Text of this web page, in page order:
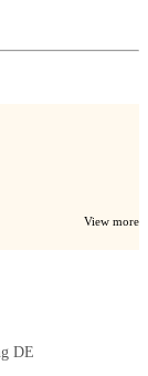
View more
DE